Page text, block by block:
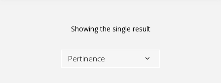
Showing the single result
Pertinence